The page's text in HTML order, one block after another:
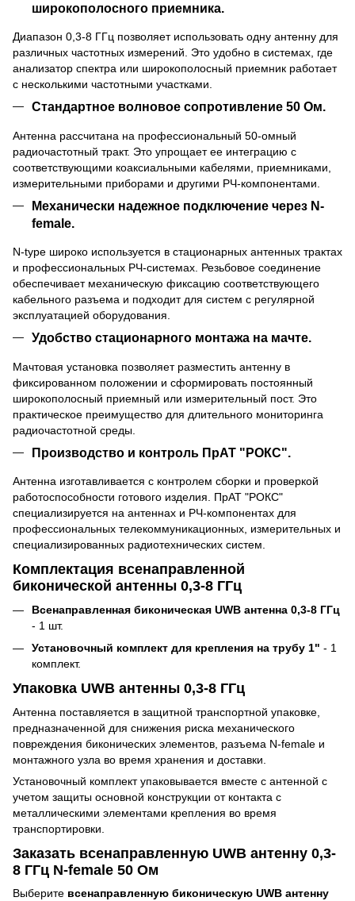
широкополосного приемника.
Диапазон 0,3-8 ГГц позволяет использовать одну антенну для
различных частотных измерений. Это удобно в системах, где
анализатор спектра или широкополосный приемник работает
с несколькими частотными участками.
Стандартное волновое сопротивление 50 Ом.
Антенна рассчитана на профессиональный 50-омный
радиочастотный тракт. Это упрощает ее интеграцию с
соответствующими коаксиальными кабелями, приемниками,
измерительными приборами и другими РЧ-компонентами.
Механически надежное подключение через N-
female.
N-type широко используется в стационарных антенных трактах
и профессиональных РЧ-системах. Резьбовое соединение
обеспечивает механическую фиксацию соответствующего
кабельного разъема и подходит для систем с регулярной
эксплуатацией оборудования.
Удобство стационарного монтажа на мачте.
Мачтовая установка позволяет разместить антенну в
фиксированном положении и сформировать постоянный
широкополосный приемный или измерительный пост. Это
практическое преимущество для длительного мониторинга
радиочастотной среды.
Производство и контроль ПрАТ "РОКС".
Антенна изготавливается с контролем сборки и проверкой
работоспособности готового изделия. ПрАТ "РОКС"
специализируется на антеннах и РЧ-компонентах для
профессиональных телекоммуникационных, измерительных и
специализированных радиотехнических систем.
Комплектация всенаправленной
биконической антенны 0,3-8 ГГц
Всенаправленная биконическая UWB антенна 0,3-8 ГГц
- 1 шт.
Установочный комплект для крепления на трубу 1" - 1
комплект.
Упаковка UWB антенны 0,3-8 ГГц
Антенна поставляется в защитной транспортной упаковке,
предназначенной для снижения риска механического
повреждения биконических элементов, разъема N-female и
монтажного узла во время хранения и доставки.
Установочный комплект упаковывается вместе с антенной с
учетом защиты основной конструкции от контакта с
металлическими элементами крепления во время
транспортировки.
Заказать всенаправленную UWB антенну 0,3-
8 ГГц N-female 50 Ом
Выберите всенаправленную биконическую UWB антенну